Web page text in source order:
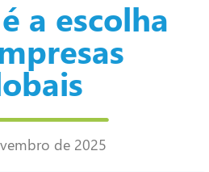
a escolha
de 2025